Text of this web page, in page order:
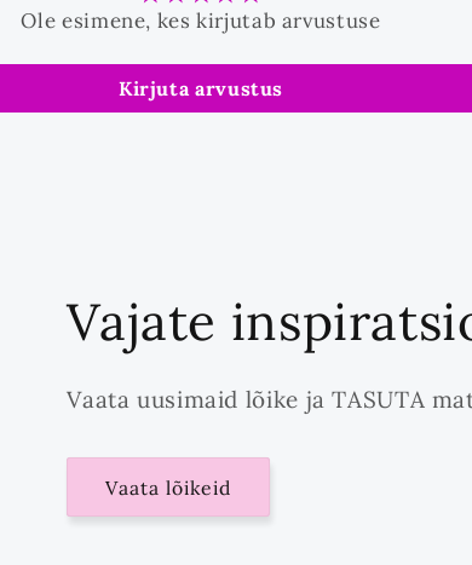
Ole esimene, kes kirjutab arvustuse
Kirjuta arvustus
Vajate
Vaata uusimaid lõike ja TASUTA
Vaata lõikeid